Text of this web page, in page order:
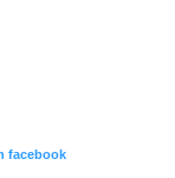
facebook